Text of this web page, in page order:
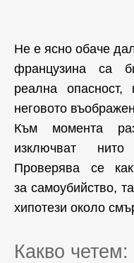
Не е ясно обаче
французина са
реална
неговото
Към момента
изключват
Проверява се
за самоубийство,
хипотези около
Какво четем: